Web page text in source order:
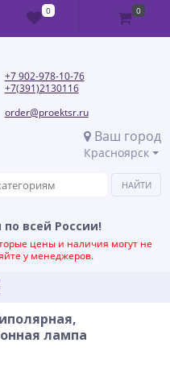
+7 902-978-10-76
+7(391)2130116
order@proektsr.ru
Ваш город
Красноярск
всей России!
цены и наличия могут не
у менеджеров.
лампа
0 0